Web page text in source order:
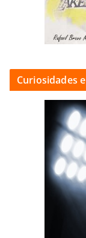
Curiosidades